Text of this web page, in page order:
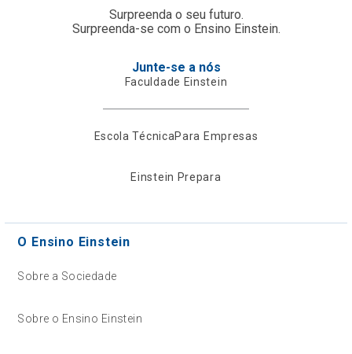
Surpreenda o seu futuro.
Surpreenda-se com o Ensino Einstein.
Junte-se a nós
Faculdade Einstein
Escola TécnicaPara Empresas
Einstein Prepara
O Ensino Einstein
Sobre a Sociedade
Sobre o Ensino Einstein